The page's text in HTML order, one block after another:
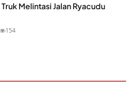
Melintasi Jalan Ryacudu
154